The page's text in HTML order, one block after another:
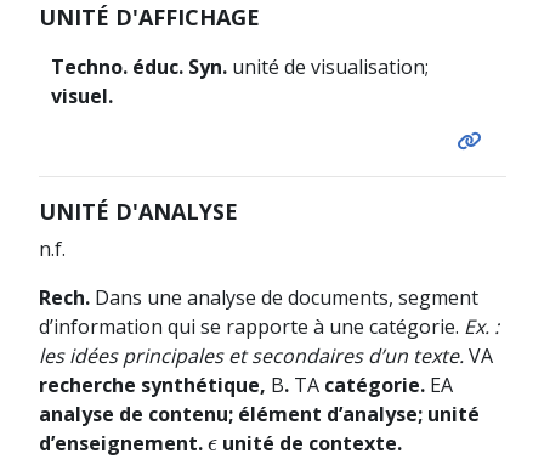
UNITÉ D'AFFICHAGE
Techno. éduc. Syn. unité de visualisation;
visuel.
UNITÉ D'ANALYSE
n.f.
Rech.Dans une analyse de documents, segment
d’information qui se rapporte à une catégorie. Ex. :
les idées principales et secondaires d’un texte.VA
recherche synthétique, B.TA catégorie. EA
analyse de contenu; élément d’analyse; unité
d’enseignement. ϵ
ϵunité de contexte.